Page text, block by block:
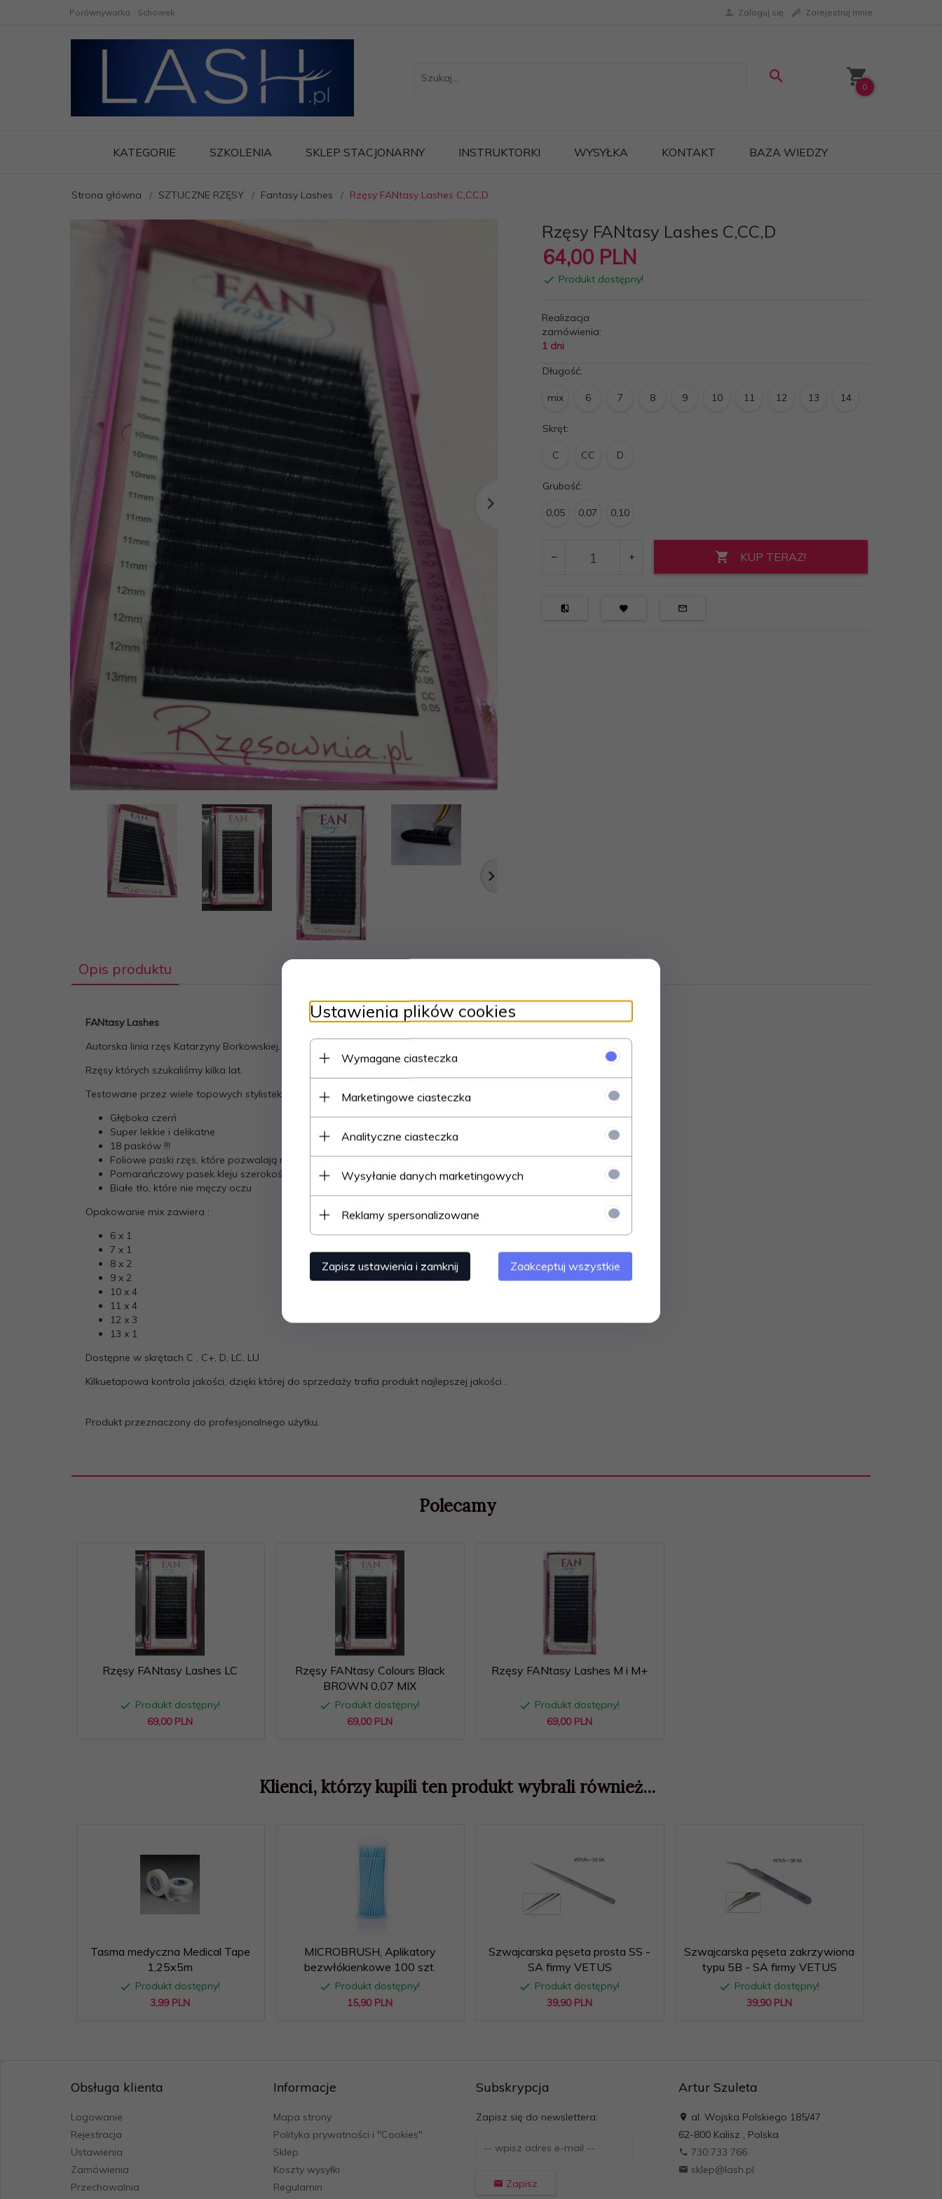
Porównywarka Schowek Zaloguj się Zarejestruj mnie
0
KATEGORIE SZKOLENIA SKLEP STACJONARNY INSTRUKTORKI WYSYŁKA KONTAKT BAZA WIEDZY
Strona główna SZTUCZNE RZĘSY Fantasy Lashes Rzęsy FANtasy Lashes C,CC,D
Rzęsy FANtasy Lashes C,CC,D
64,00 PLN
Produkt dostępny!
Realizacja
zamówienia:
1 dni
Długość:
mix 6 7 8 9 10 11 12 13 14
Skręt:
C CC D
Grubość:
0,05 0,07 0,10
KUP TERAZ!
Opis produktu
FANtasy Lashes
Autorska linia rzęs Katarzyny Borkowskiej.
Rzęsy których szukaliśmy kilka lat.
Testowane przez wiele topowych stylistek i instruktorek, uzyskały ich całkowitą aprobatę.
Głęboka czerń
Super lekkie i delikatne
18 pasków !!!
Foliowe paski rzęs, które pozwalają na wielokrotne przyklejanie i odklejanie od holdera
Pomarańczowy pasek kleju szerokości 2 mm o idealnej lepkości, stworzony do pracy w każdej metodzie
Białe tło, które nie męczy oczu
Opakowanie mix zawiera :
6 x 1
7 x 1
8 x 2
9 x 2
10 x 4
11 x 4
12 x 3
13 x 1
Dostępne w skrętach C , C+, D, LC, LU
Kilkuetapowa kontrola jakości, dzięki której do sprzedaży trafia produkt najlepszej jakości .
Produkt przeznaczony do profesjonalnego użytku.
Polecamy
Rzęsy FANtasy Lashes LC
Produkt dostępny!
69,00 PLN
Rzęsy FANtasy Colours Black
BROWN 0,07 MIX
Produkt dostępny!
69,00 PLN
Rzęsy FANtasy Lashes M i M+
Produkt dostępny!
69,00 PLN
Klienci, którzy kupili ten produkt wybrali również...
Tasma medyczna Medical Tape
1,25x5m
Produkt dostępny!
3,99 PLN
MICROBRUSH, Aplikatory
bezwłókienkowe 100 szt.
Produkt dostępny!
15,90 PLN
Szwajcarska pęseta prosta SS -
SA firmy VETUS
Produkt dostępny!
39,90 PLN
Szwajcarska pęseta zakrzywiona
typu 5B - SA firmy VETUS
Produkt dostępny!
39,90 PLN
Obsługa klienta
Logowanie
Rejestracja
Ustawienia
Zamówienia
Przechowalnia
Informacje
Mapa strony
Polityka prywatności i "Cookies"
Sklep
Koszty wysyłki
Regulamin
Subskrypcja
Zapisz się do newslettera:
Zapisz
Artur Szuleta
al. Wojska Polskiego 185/47
62-800 Kalisz , Polska
730 733 766
sklep@lash.pl
Ustawienia plików cookies
Wymagane ciasteczka
Marketingowe ciasteczka
Analityczne ciasteczka
Wysyłanie danych marketingowych
Reklamy spersonalizowane
Zapisz ustawienia i zamknij Zaakceptuj wszystkie